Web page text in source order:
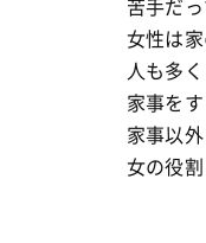
苦手だ
女性は
人も多
家事を
家事以
女の役